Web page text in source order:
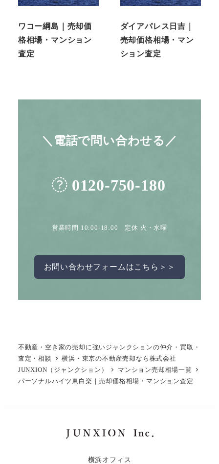
ワコー綱島｜売却価
格相場・マンション
査定
ダイアパレス日吉｜
売却価格相場・マン
ション査定
＼電話で問い合わせる／
0120-750-180
営業時間 10:00-18:00 定休 火・水曜
お問い合わせフォームはこちら＞＞
不動産・空き家の売却に強いジャンクションの仲介・買取・
査定・相談
横浜・東京の不動産売却なら株式会社
JUNXION（ジャンクション）
マンション売却相場一覧
パーソナルハイツ東白楽｜売却価格相場・マンション査定
横浜オフィス